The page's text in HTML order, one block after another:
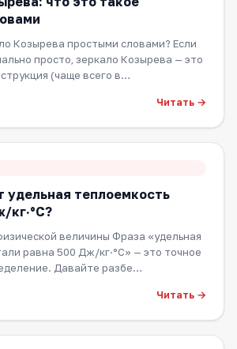
Козырева простыми словами? Если
просто, зеркало Козырева — это
(чаще всего в…
Читать →
удельная теплоемкость
кг·°С?
величины Фраза «удельная
равна 500 Дж/кг·°С» — это точное
Давайте разбе…
Читать →